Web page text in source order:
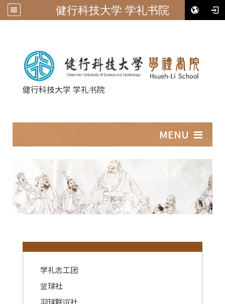
健行科技大学 学礼书院
健行科技大学 学礼书院
MENU
学礼志工团
篮球社
羽球联谊社